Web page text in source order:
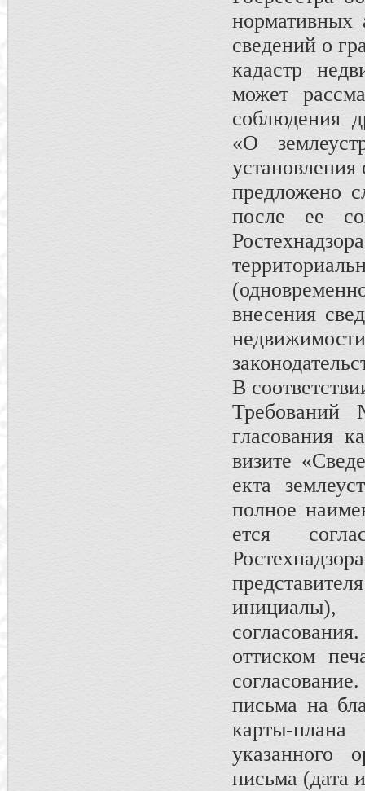
нор­мативных
сведений о
кадастр
может
соблюдения
«О
предложено
после ее
внесения
В
гласования
визите
екта
полное
ется
оттиском
письма на
карты-
указанного
письма (дата